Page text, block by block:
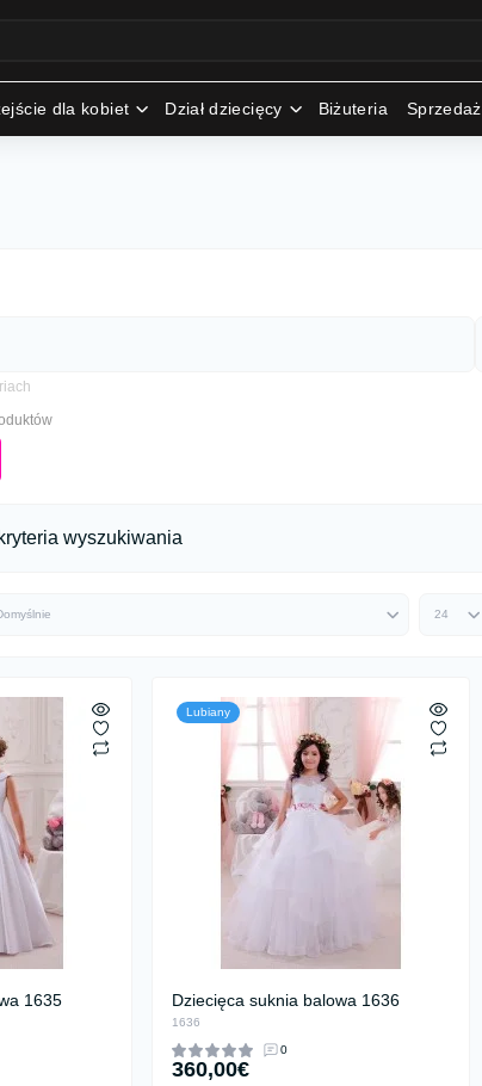
dla kobiet Dział dziecięcy Biżuteria Sprzedaż
wyszukiwania
1635
Lubiany
Dziecięca suknia balowa 1636
1636
0
360,00€